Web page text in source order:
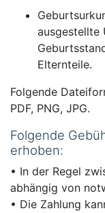
ausgestellte
Elternteile.
Folgende
PDF, PNG, JPG.
Folgende
erhoben:
• In der Regel
abhängig von
• Die Zahlung